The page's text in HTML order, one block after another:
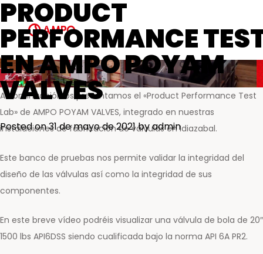
Servicio de repuestos
Servicios de ingeniería de campo
Servicios de formación
Servicios de mantenimiento
preventivo y predictivo
Centros de reparación y
mantenimiento
AMPO FOUNDRY
PRODUCT
PERFORMANCE
EN AMPO POYAM
VALVES
Posted on31 de mayo de 2021byadmin
A continuación os presentamos el «Product Performance Test
Lab» de AMPO POYAM VALVES, integrado en nuestras
instalaciones de fabricación de válvulas en Idiazabal.
Este banco de pruebas nos permite validar la integridad del
diseño de las válvulas así como la integridad de sus
componentes.
En este breve vídeo podréis visualizar una válvula de bola de 20″
1500 lbs API6DSS siendo cualificada bajo la norma API 6A PR2.